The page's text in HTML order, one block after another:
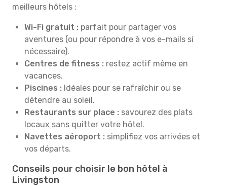
meilleurs hôtels :
Wi-Fi gratuit : parfait pour partager vos
aventures (ou pour répondre à vos e-mails si
nécessaire).
Centres de fitness : restez actif même en
vacances.
Piscines : Idéales pour se rafraîchir ou se
détendre au soleil.
Restaurants sur place : savourez des plats
locaux sans quitter votre hôtel.
Navettes aéroport : simplifiez vos arrivées et
vos départs.
Conseils pour choisir le bon hôtel à
Livingston